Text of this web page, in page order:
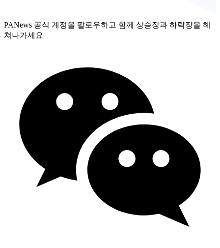
PANews 공식 계정을 팔로우하고 함께 상승장과 하락장을 헤
쳐나가세요